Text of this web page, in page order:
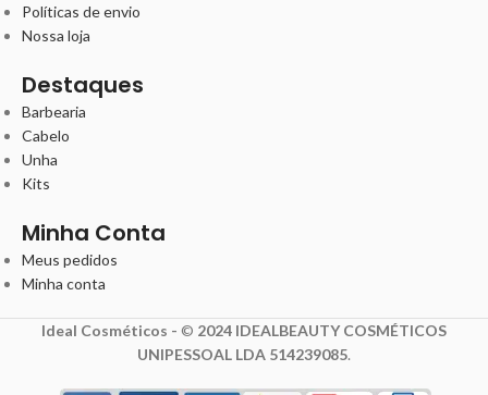
Políticas de envio
Nossa loja
Destaques
Barbearia
Cabelo
Unha
Kits
Minha Conta
Meus pedidos
Minha conta
Ideal Cosméticos - © 2024 IDEALBEAUTY COSMÉTICOS
UNIPESSOAL LDA 514239085.